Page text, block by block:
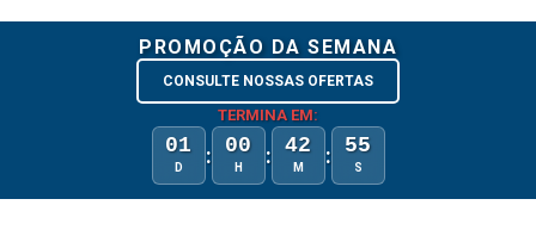
PROMOÇÃO DA SEMANA
CONSULTE NOSSAS OFERTAS
TERMINA EM:
01
D : 00
H : 42
M : 55
S